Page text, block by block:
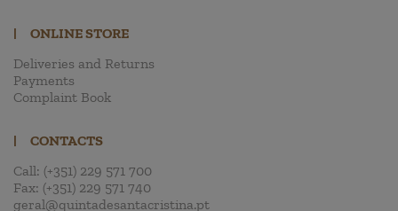
|
ONLINE STORE
Deliveries and Returns
Payments
Complaint Book
|
CONTACTS
Call: (+351) 229 571 700
Fax: (+351) 229 571 740
geral@quintadesantacristina.pt